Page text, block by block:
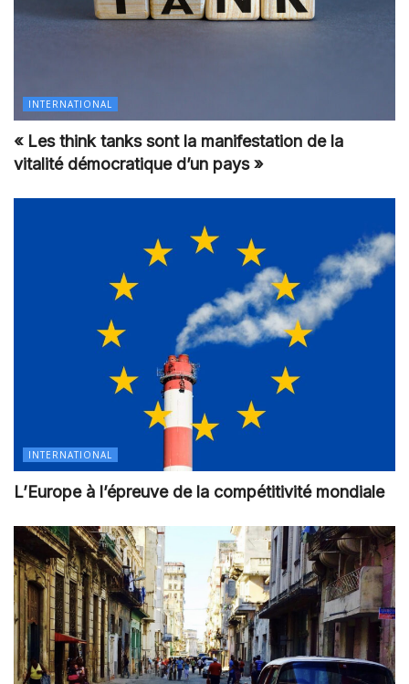
INTERNATIONAL
« Les think tanks sont la manifestation de la
vitalité démocratique d’un pays »
INTERNATIONAL
L’Europe à l’épreuve de la compétitivité mondiale